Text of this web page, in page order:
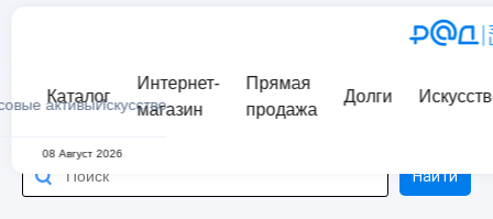
активыИскусство
Каталог
Интернет-
магазин
Прямая
продажа
Долги
08 Август 2026
Найти